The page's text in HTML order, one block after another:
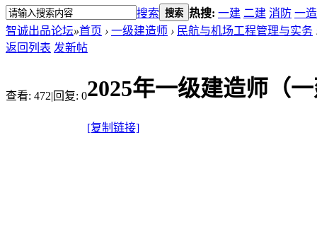
搜索 搜索 热搜: 一建 二建 消防 一造
智诚出品论坛»首页 › 一级建造师 › 民航与机场工程管理与实务
返回列表 发新帖
查看: 472|回复: 02025年一级建造师（
[复制链接]